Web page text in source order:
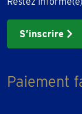
S’inscrire
Paiement